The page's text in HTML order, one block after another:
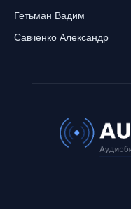
Гетьман Вадим
Савченко Александр